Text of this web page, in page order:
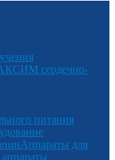
сердечно-
питания
Аппараты для